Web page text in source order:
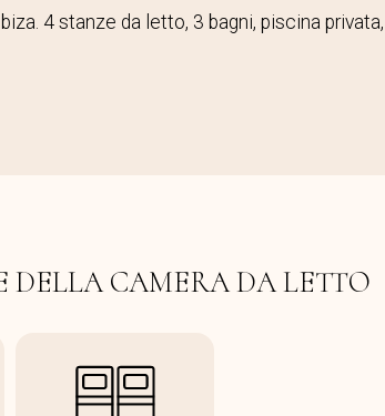
4 stanze da letto, 3 bagni, piscina
DELLA CAMERA DA LETTO